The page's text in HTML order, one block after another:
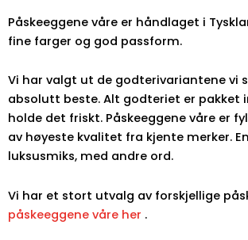
Påskeeggene våre er håndlaget i
fine farger og god passform.
Vi har valgt ut de godterivariantene vi
absolutt beste. Alt godteriet er pakket
holde det friskt. Påskeeggene våre er
av høyeste kvalitet fra kjente merker.
luksusmiks, med andre ord.
Vi har et stort utvalg av forskjellige
påskeeggene våre her .